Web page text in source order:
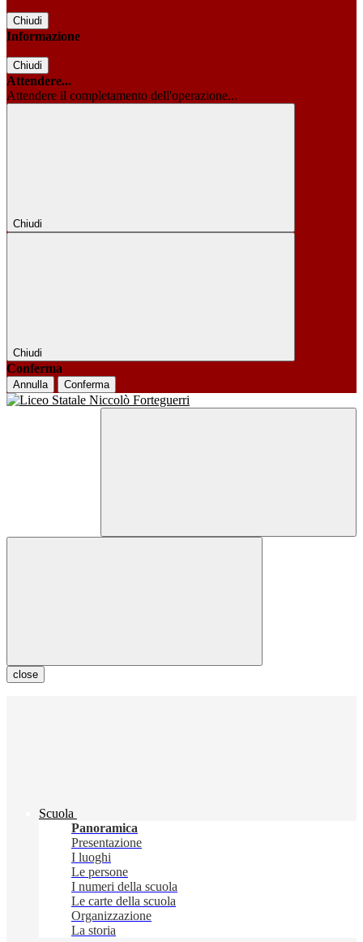
Chiudi
Informazione
Chiudi
Attendere...
Attendere il completamento dell'operazione...
Chiudi
Chiudi
Conferma
Annulla Conferma
close
Scuola
Panoramica
Presentazione
I luoghi
Le persone
I numeri della scuola
Le carte della scuola
Organizzazione
La storia